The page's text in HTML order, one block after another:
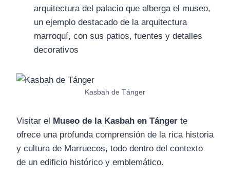
arquitectura del palacio que alberga el museo,
un ejemplo destacado de la arquitectura
marroquí, con sus patios, fuentes y detalles
decorativos
Kasbah de Tánger
Visitar el Museo de la Kasbah en Tánger te
ofrece una profunda comprensión de la rica historia
y cultura de Marruecos, todo dentro del contexto
de un edificio histórico y emblemático.